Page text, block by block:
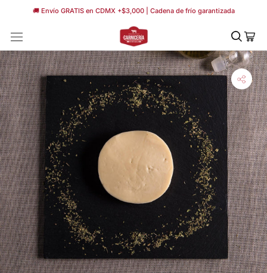
contenido
🚚 Envío GRATIS en CDMX +$3,000 | Cadena de frío garantizada